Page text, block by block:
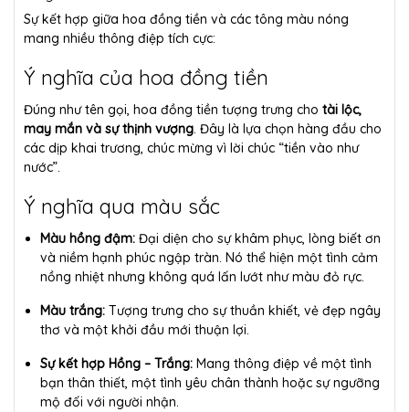
Sự kết hợp giữa hoa đồng tiền và các tông màu nóng
mang nhiều thông điệp tích cực:
Ý nghĩa của hoa đồng tiền
Đúng như tên gọi, hoa đồng tiền tượng trưng cho tài lộc,
may mắn và sự thịnh vượng. Đây là lựa chọn hàng đầu cho
các dịp khai trương, chúc mừng vì lời chúc “tiền vào như
nước”.
Ý nghĩa qua màu sắc
Màu hồng đậm: Đại diện cho sự khâm phục, lòng biết ơn
và niềm hạnh phúc ngập tràn. Nó thể hiện một tình cảm
nồng nhiệt nhưng không quá lấn lướt như màu đỏ rực.
Màu trắng: Tượng trưng cho sự thuần khiết, vẻ đẹp ngây
thơ và một khởi đầu mới thuận lợi.
Sự kết hợp Hồng – Trắng: Mang thông điệp về một tình
bạn thân thiết, một tình yêu chân thành hoặc sự ngưỡng
mộ đối với người nhận.